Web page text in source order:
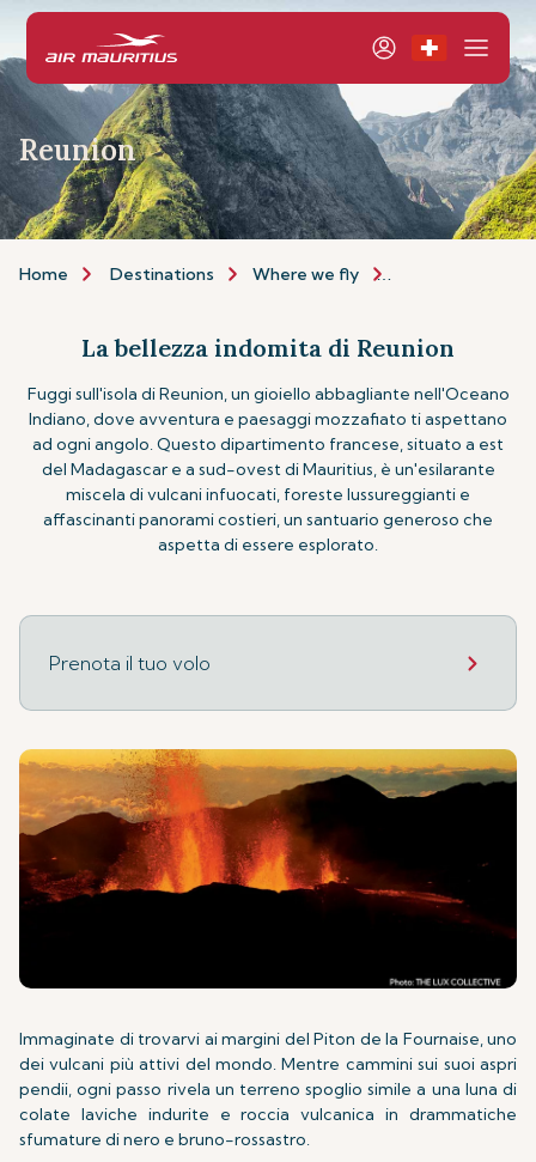
Reunion
Home Destinations Where we fly
La bellezza indomita di Reunion
Fuggi sull'isola di Reunion, un gioiello abbagliante nell'Oceano
Indiano, dove avventura e paesaggi mozzafiato ti aspettano
ad ogni angolo. Questo dipartimento francese, situato a est
del Madagascar e a sud-ovest di Mauritius, è un'esilarante
miscela di vulcani infuocati, foreste lussureggianti e
affascinanti panorami costieri, un santuario generoso che
aspetta di essere esplorato.
Prenota il tuo volo
Immaginate di trovarvi ai margini del Piton de la Fournaise, uno
dei vulcani più attivi del mondo. Mentre cammini sui suoi aspri
pendii, ogni passo rivela un terreno spoglio simile a una luna di
colate laviche indurite e roccia vulcanica in drammatiche
sfumature di nero e bruno-rossastro.